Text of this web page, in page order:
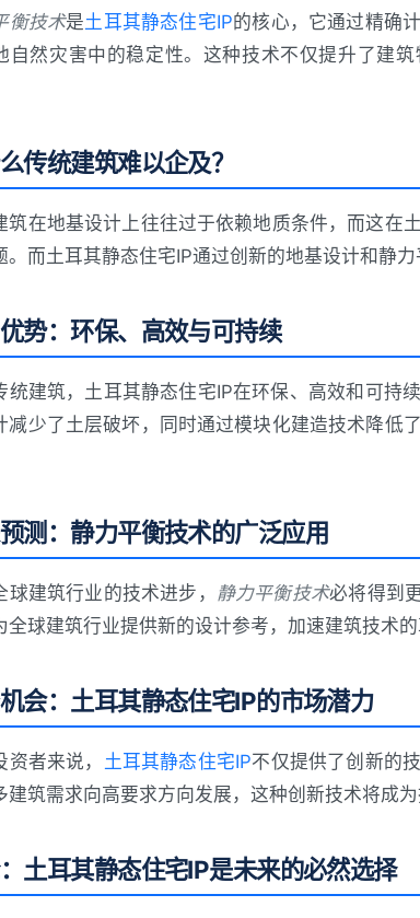
衡技术是土耳其静态住宅IP的核心，它通过精确
自然灾害中的稳定性。这种技术不仅提升了建
传统建筑难以企及？
筑在地基设计上往往过于依赖地质条件，而这在
。而土耳其静态住宅IP通过创新的地基设计和静力
势：环保、高效与可持续
统建筑，土耳其静态住宅IP在环保、高效和可持
减少了土层破坏，同时通过模块化建造技术降低
测：静力平衡技术的广泛应用
球建筑行业的技术进步， 静力平衡技术必将得到
全球建筑行业提供新的设计参考，加速建筑技术的
会：土耳其静态住宅IP的市场潜力
资者来说， 土耳其静态住宅IP不仅提供了创新的
建筑需求向高要求方向发展，这种创新技术将成为
土耳其静态住宅IP是未来的必然选择